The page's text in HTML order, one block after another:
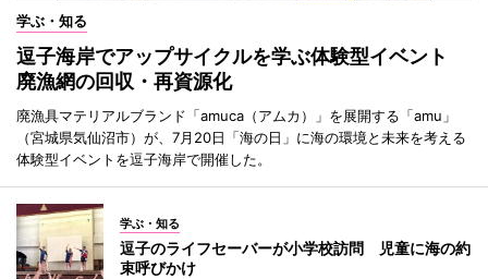
学ぶ・知る
逗子海岸でアップサイクルを学ぶ体験型イベント
廃漁網の回収・再資源化
廃漁具マテリアルブランド「amuca（アムカ）」を展開する「amu」
（宮城県気仙沼市）が、7月20日「海の日」に海の環境と未来を考える
体験型イベントを逗子海岸で開催した。
学ぶ・知る
逗子のライフセーバーが小学校訪問 児童に海の約
束呼びかけ